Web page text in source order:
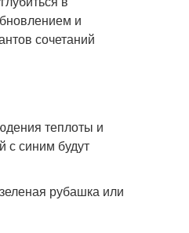
и
сочетаний
теплоты и
с синим будут
рубашка или